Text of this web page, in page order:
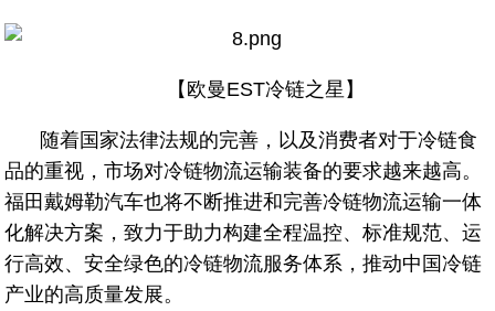
【欧曼EST冷链之星】
随着国家法律法规的完善，以及消费者对于冷链食
品的重视，市场对冷链物流运输装备的要求越来越高。
福田戴姆勒汽车也将不断推进和完善冷链物流运输一体
化解决方案，致力于助力构建全程温控、标准规范、运
行高效、安全绿色的冷链物流服务体系，推动中国冷链
产业的高质量发展。